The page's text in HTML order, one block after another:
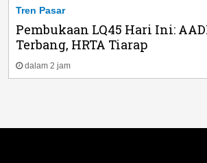
Tren Pasar
Pembukaan LQ45 Hari Ini:
Terbang, HRTA Tiarap
dalam 2 jam